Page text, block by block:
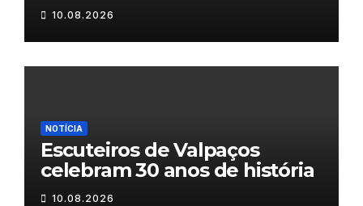
10.08.2026
NOTÍCIA
Escuteiros de Valpaços
celebram 30 anos de história
10.08.2026